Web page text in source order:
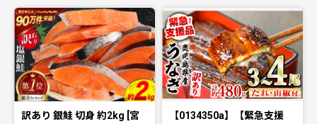
訳あり 銀鮭 切身 約2kg [宮
【0134350a】【緊急支援